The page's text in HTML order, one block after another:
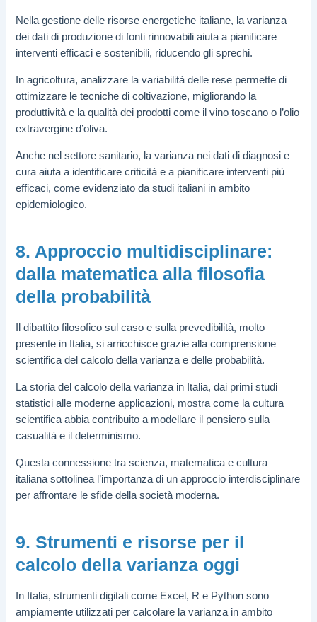
Nella gestione delle risorse energetiche italiane, la varianza
dei dati di produzione di fonti rinnovabili aiuta a pianificare
interventi efficaci e sostenibili, riducendo gli sprechi.
In agricoltura, analizzare la variabilità delle rese permette di
ottimizzare le tecniche di coltivazione, migliorando la
produttività e la qualità dei prodotti come il vino toscano o l’olio
extravergine d’oliva.
Anche nel settore sanitario, la varianza nei dati di diagnosi e
cura aiuta a identificare criticità e a pianificare interventi più
efficaci, come evidenziato da studi italiani in ambito
epidemiologico.
8. Approccio multidisciplinare:
dalla matematica alla filosofia
della probabilità
Il dibattito filosofico sul caso e sulla prevedibilità, molto
presente in Italia, si arricchisce grazie alla comprensione
scientifica del calcolo della varianza e delle probabilità.
La storia del calcolo della varianza in Italia, dai primi studi
statistici alle moderne applicazioni, mostra come la cultura
scientifica abbia contribuito a modellare il pensiero sulla
casualità e il determinismo.
Questa connessione tra scienza, matematica e cultura
italiana sottolinea l’importanza di un approccio interdisciplinare
per affrontare le sfide della società moderna.
9. Strumenti e risorse per il
calcolo della varianza oggi
In Italia, strumenti digitali come Excel, R e Python sono
ampiamente utilizzati per calcolare la varianza in ambito